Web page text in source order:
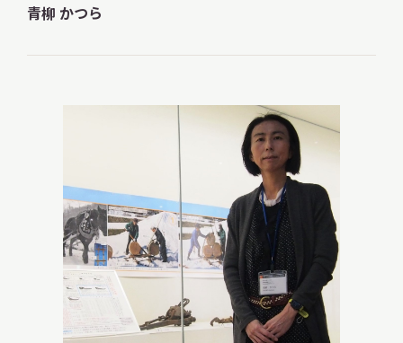
調査・研究
イベント
お知らせ
もっと知りたい博物館のこと！
青柳 かつら